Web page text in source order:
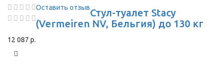
Оставить отзывСтул-туалет Stacy
(Vermeiren NV, Бельгия) до 130 кг
12 087 р.